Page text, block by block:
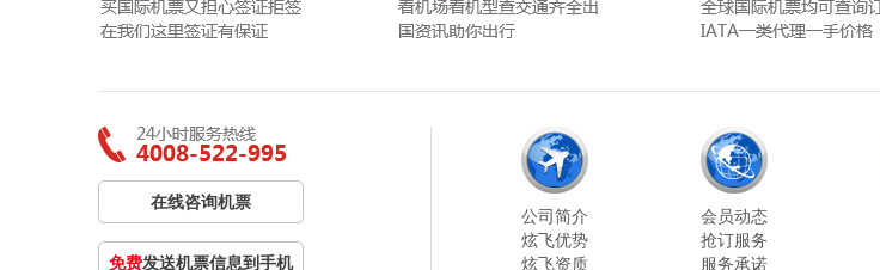
在线咨询机票
免费发送机票信息到手机
公司简介
炫飞优势
炫飞资质
会员动态
抢订服务
服务承诺